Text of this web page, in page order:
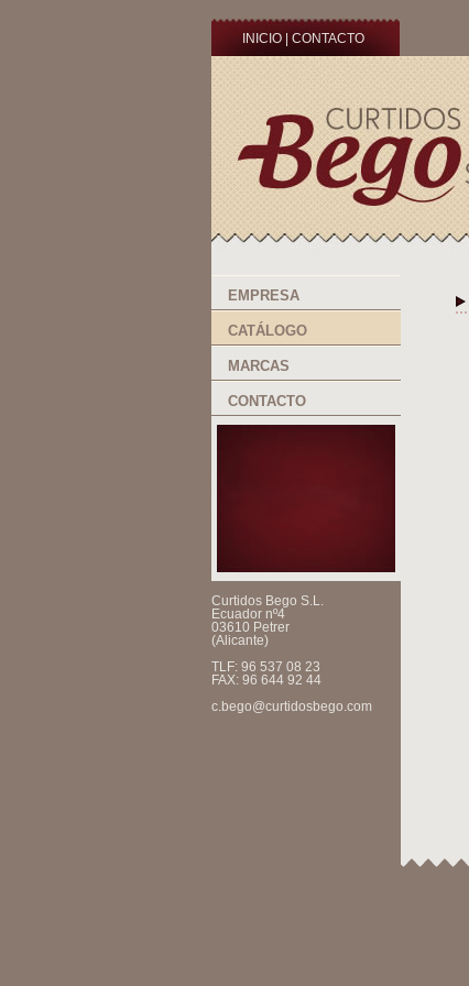
INICIO CONTACTO
EMPRESA
CATÁLOGO
MARCAS
CONTACTO
Curtidos Bego S.L.
Ecuador nº4
03610 Petrer
(Alicante)
TLF: 96 537 08 23
FAX: 96 644 92 44
c.bego@curtidosbego.com